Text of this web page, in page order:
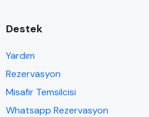
Destek
Yardım
Rezervasyon
Misafir Temsilcisi
Whatsapp Rezervasyon